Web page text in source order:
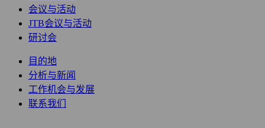
会议与活动
JTB会议与活动
研讨会
目的地
分析与新闻
工作机会与发展
联系我们